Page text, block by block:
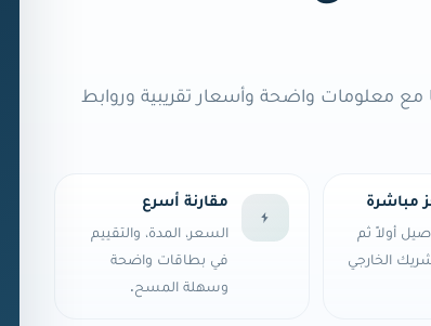
مع معلومات واضحة وأسعار تقريبية وروابط
مباشرة
أولاً ثم
الخارجي
مقارنة أسرع
السعر، المدة، والتقييم
في بطاقات واضحة
وسهلة المسح.